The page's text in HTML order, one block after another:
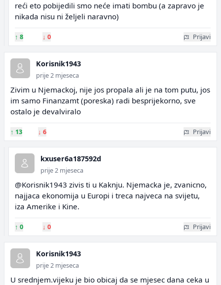
reći eto pobijedili smo neće imati bombu (a zapravo je
nikada nisu ni željeli naravno)
↑ 8 ↓ 0 Prijavi
Korisnik1943
prije 2 mjeseca
Zivim u Njemackoj, nije jos propala ali je na tom putu, jos
im samo Finanzamt (poreska) radi besprijekorno, sve
ostalo je devalviralo
↑ 13 ↓ 6 Prijavi
kxuser6a187592d
prije 2 mjeseca
@Korisnik1943 zivis ti u Kaknju. Njemacka je, zvanicno,
najjaca ekonomija u Europi i treca najveca na svijetu,
iza Amerike i Kine.
↑ 0 ↓ 0 Prijavi
Korisnik1943
prije 2 mjeseca
U srednjem.vijeku je bio obicaj da se mjesec dana ceka u